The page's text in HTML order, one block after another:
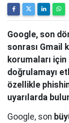
Google, son
sonrası Gmail
korumaları
doğrulamayı
özellikle
uyarılarda
Google, son